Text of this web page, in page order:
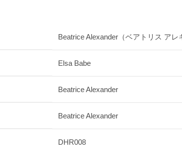
Beatrice Alexander（ベアトリス アレ
Elsa Babe
Beatrice Alexander
Beatrice Alexander
DHR008